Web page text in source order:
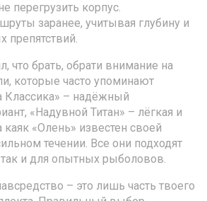
перегрузить корпус.
заранее, учитывая глубину и
препятствий.
что брать, обрати внимание на
которые часто упоминают
– надёжный
«Надувной Титан» – лёгкая и
каяк «Олень» известен своей
течении. Все они подходят
и для опытных рыболовов.
– это лишь часть твоего